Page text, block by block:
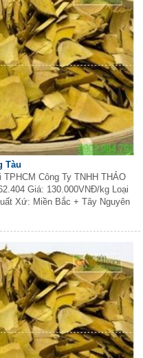
Tàu
Công Ty TNHH THẢO
Giá: 130.000VNĐ/kg Loại
Xứ: Miền Bắc + Tây Nguyên